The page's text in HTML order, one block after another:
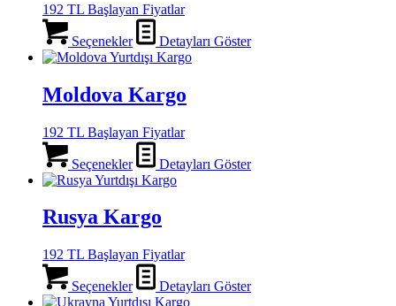
192 TL Başlayan Fiyatlar
Seçenekler Detayları Göster
Moldova Kargo
192 TL Başlayan Fiyatlar
Seçenekler Detayları Göster
Rusya Kargo
192 TL Başlayan Fiyatlar
Seçenekler Detayları Göster